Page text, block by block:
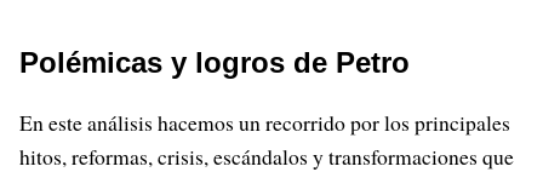
Polémicas y logros de Petro
En este análisis hacemos un recorrido por los principales
hitos, reformas, crisis, escándalos y transformaciones que